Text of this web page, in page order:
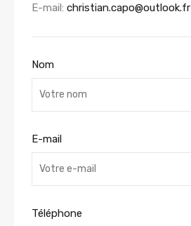
E-mail: christian.capo@outlook.fr
Nom
E-mail
Téléphone